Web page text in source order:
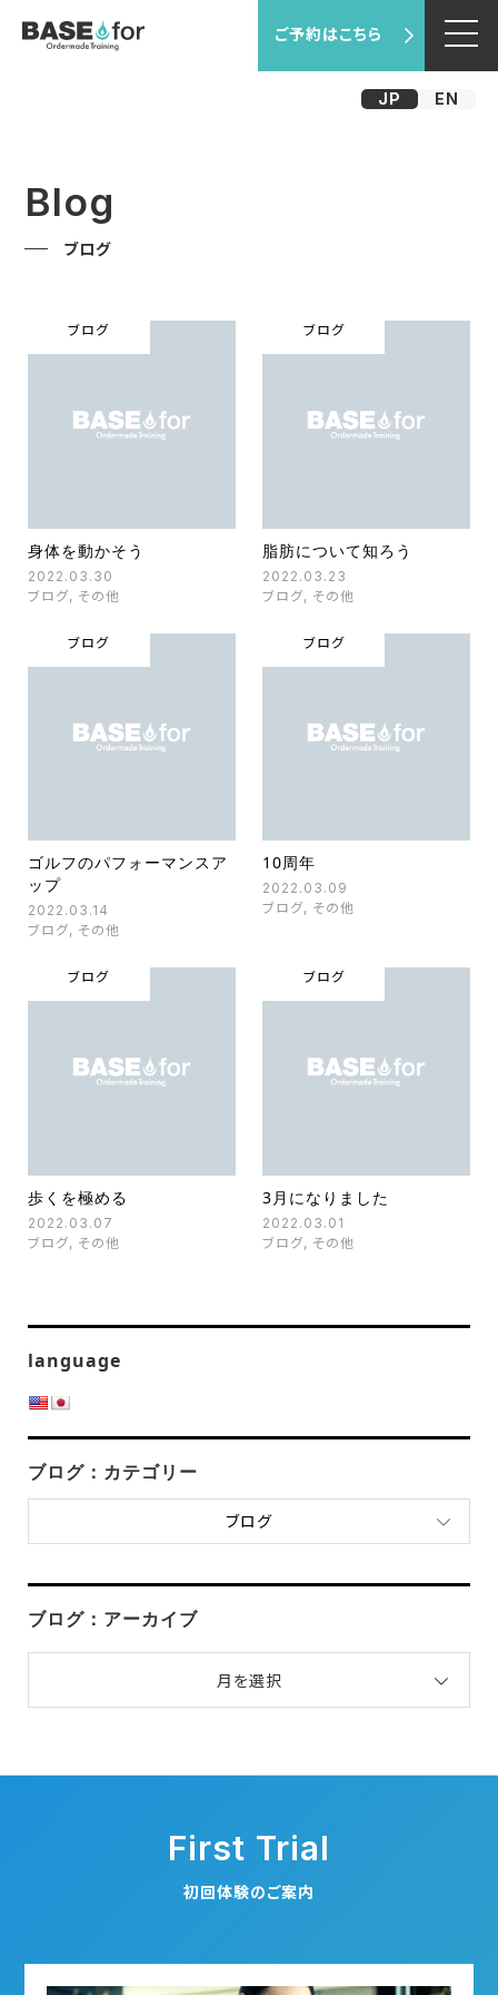
ご予約はこちら
JP EN
Blog
ブログ
ブログ
身体を動かそう
2022.03.30
ブログ, その他
ブログ
脂肪について知ろう
2022.03.23
ブログ, その他
ブログ
ゴルフのパフォーマンスア
ップ
2022.03.14
ブログ, その他
ブログ
10周年
2022.03.09
ブログ, その他
ブログ
歩くを極める
2022.03.07
ブログ, その他
ブログ
3月になりました
2022.03.01
ブログ, その他
language
ブログ：カテゴリー
ブログ
ブログ：アーカイブ
月を選択
First Trial
初回体験のご案内